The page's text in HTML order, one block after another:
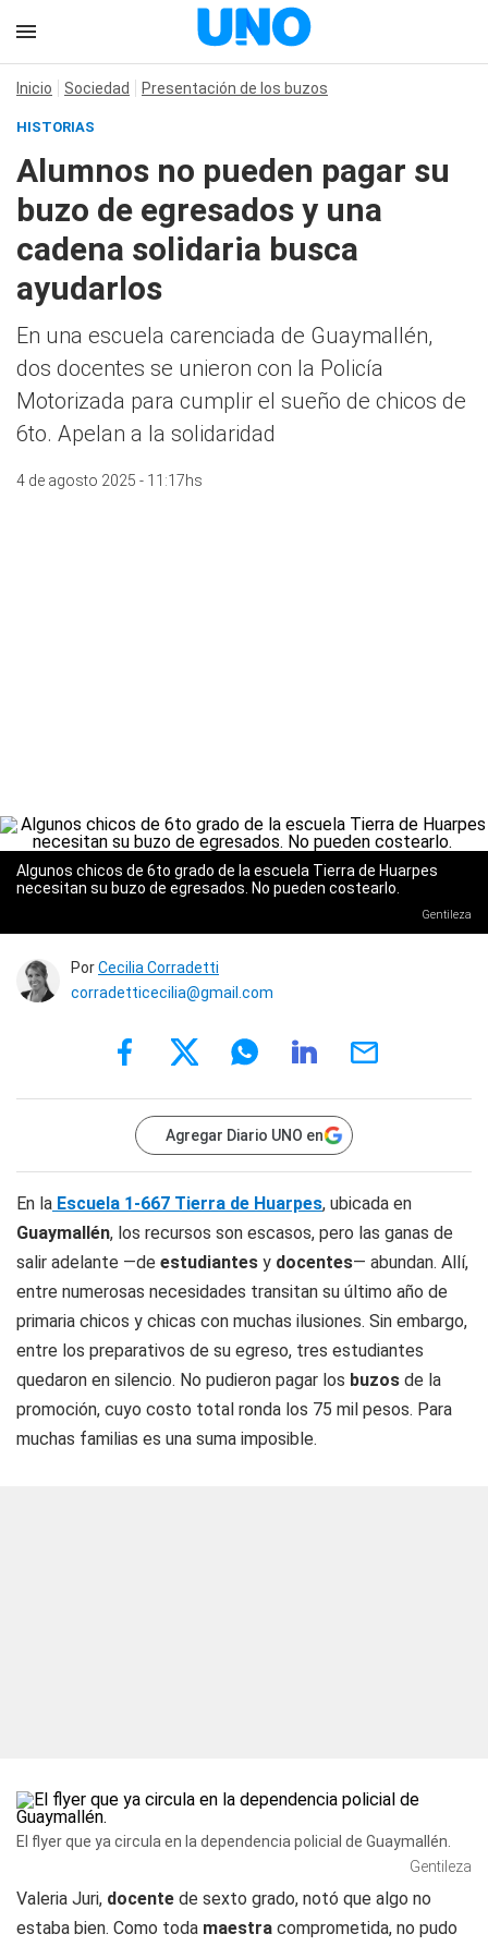
Inicio Sociedad Presentación de los buzos
HISTORIAS
Alumnos no pueden pagar su
buzo de egresados y una
cadena solidaria busca
ayudarlos
En una escuela carenciada de Guaymallén,
dos docentes se unieron con la Policía
Motorizada para cumplir el sueño de chicos de
6to. Apelan a la solidaridad
4 de agosto 2025 - 11:17hs
Algunos chicos de 6to grado de la escuela Tierra de Huarpes
necesitan su buzo de egresados. No pueden costearlo.
Gentileza
PorCecilia Corradetti
corradetticecilia@gmail.com
Agregar Diario UNO en
En la Escuela 1-667 Tierra de Huarpes, ubicada en
Guaymallén, los recursos son escasos, pero las ganas de
salir adelante —de estudiantes y docentes— abundan. Allí,
entre numerosas necesidades transitan su último año de
primaria chicos y chicas con muchas ilusiones. Sin embargo,
entre los preparativos de su egreso, tres estudiantes
quedaron en silencio. No pudieron pagar los buzos de la
promoción, cuyo costo total ronda los 75 mil pesos. Para
muchas familias es una suma imposible.
El flyer que ya circula en la dependencia policial de Guaymallén.
Gentileza
Valeria Juri, docente de sexto grado, notó que algo no
estaba bien. Como toda maestra comprometida, no pudo